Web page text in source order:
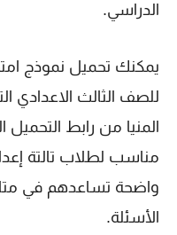
الدراسي.
يمكنك تحميل نموذج
المنيا من رابط
مناسب لطلاب تالتة
واضحة تساعدهم في
الأسئلة.